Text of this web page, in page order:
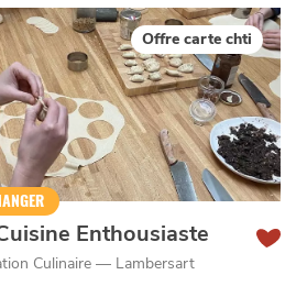
Offre carte chti
Enthousiaste
Culinaire — Lambersart